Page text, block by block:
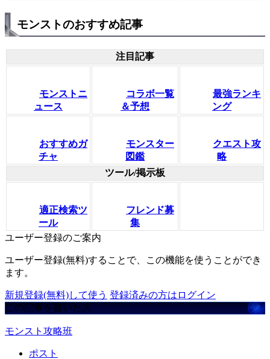
モンストのおすすめ記事
注目記事
モンストニ
ュース
コラボ一覧
＆予想
最強ランキ
ング
おすすめガ
チャ
モンスター
図鑑
クエスト攻
略
ツール/掲示板
適正検索ツ
ール
フレンド募
集
ユーザー登録のご案内
ユーザー登録(無料)することで、この機能を使うことができ
ます。
新規登録(無料)して使う 登録済みの方はログイン
この記事を書いた人
モンスト攻略班
ポスト